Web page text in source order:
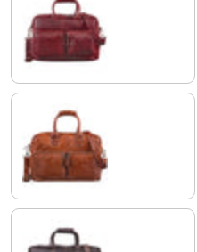
rosso
cognac - glänzend